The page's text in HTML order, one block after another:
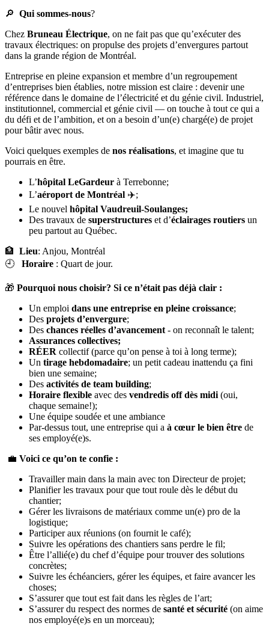
🔎 Qui sommes-nous?
Chez Bruneau Électrique, on ne fait pas que qu’exécuter des
travaux électriques: on propulse des projets d’envergures partout
dans la grande région de Montréal.
Entreprise en pleine expansion et membre d’un regroupement
d’entreprises bien établies, notre mission est claire : devenir une
référence dans le domaine de l’électricité et du génie civil. Industriel,
institutionnel, commercial et génie civil — on touche à tout ce qui a
du défi et de l’ambition, et on a besoin d’un(e) chargé(e) de projet
pour bâtir avec nous.
Voici quelques exemples de nos réalisations, et imagine que tu
pourrais en être.
L’hôpital LeGardeur à Terrebonne;
L’aéroport de Montréal ✈️;
Le nouvel hôpital Vaudreuil-Soulanges;
Des travaux de superstructures et d’éclairages routiers un
peu partout au Québec.
🏦 Lieu: Anjou, Montréal
🕘 Horaire : Quart de jour.
🎁 Pourquoi nous choisir? Si ce n’était pas déjà clair :
Un emploi dans une entreprise en pleine croissance;
Des projets d’envergure;
Des chances réelles d’avancement- on reconnaît le talent;
Assurances collectives;
RÉER collectif (parce qu’on pense à toi à long terme);
Un tirage hebdomadaire; un petit cadeau inattendu ça fini
bien une semaine;
Des activités de team building;
Horaire flexible avec des vendredis off dès midi(oui,
chaque semaine!);
Une équipe soudée et une ambiance
Par-dessus tout, une entreprise qui a à cœur le bien être de
ses employé(e)s.
💼 Voici ce qu’on te confie :
Travailler main dans la main avec ton Directeur de projet;
Planifier les travaux pour que tout roule dès le début du
chantier;
Gérer les livraisons de matériaux comme un(e) pro de la
logistique;
Participer aux réunions (on fournit le café);
Suivre les opérations des chantiers sans perdre le fil;
Être l’allié(e) du chef d’équipe pour trouver des solutions
concrètes;
Suivre les échéanciers, gérer les équipes, et faire avancer les
choses;
S’assurer que tout est fait dans les règles de l’art;
S’assurer du respect des normes de santé et sécurité (on aime
nos employé(e)s en un morceau);